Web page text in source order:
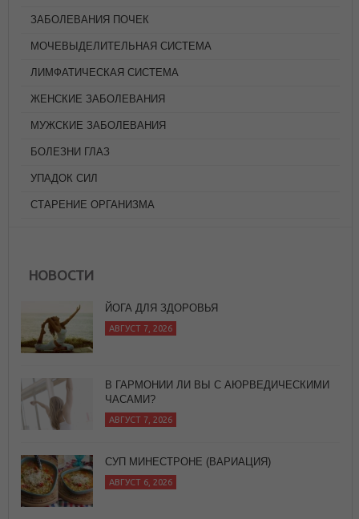
ЗАБОЛЕВАНИЯ ПОЧЕК
МОЧЕВЫДЕЛИТЕЛЬНАЯ СИСТЕМА
ЛИМФАТИЧЕСКАЯ СИСТЕМА
ЖЕНСКИЕ ЗАБОЛЕВАНИЯ
МУЖСКИЕ ЗАБОЛЕВАНИЯ
БОЛЕЗНИ ГЛАЗ
УПАДОК СИЛ
СТАРЕНИЕ ОРГАНИЗМА
НОВОСТИ
В ГАРМОНИИ ЛИ ВЫ С АЮРВЕДИЧЕСКИМИ
ЧАСАМИ?
СУП МИНЕСТРОНЕ (ВАРИАЦИЯ)
АВГУСТ 6, 2026
ПРЯНЫЙ САЛАТ ИЗ ОВОЩЕЙ ГРИЛЬ С
БАГЕТОМ